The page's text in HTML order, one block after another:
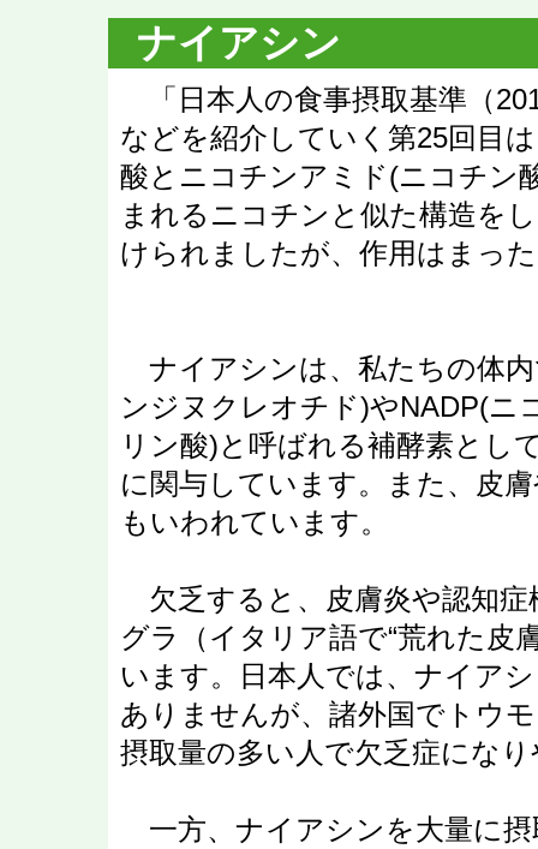
ナイアシン
「日本人の食事摂取基準（
などを紹介していく第25回目
酸とニコチンアミド(ニコチン
まれるニコチンと似た構造を
けられましたが、作用はまっ
ナイアシンは、私たちの体
ンジヌクレオチド)やNADP(
リン酸)と呼ばれる補酵素とし
に関与しています。また、皮
もいわれています。
欠乏すると、皮膚炎や認知症
グラ（イタリア語で“荒れた皮
います。日本人では、ナイア
ありませんが、諸外国でトウ
摂取量の多い人で欠乏症にな
一方、ナイアシンを大量に